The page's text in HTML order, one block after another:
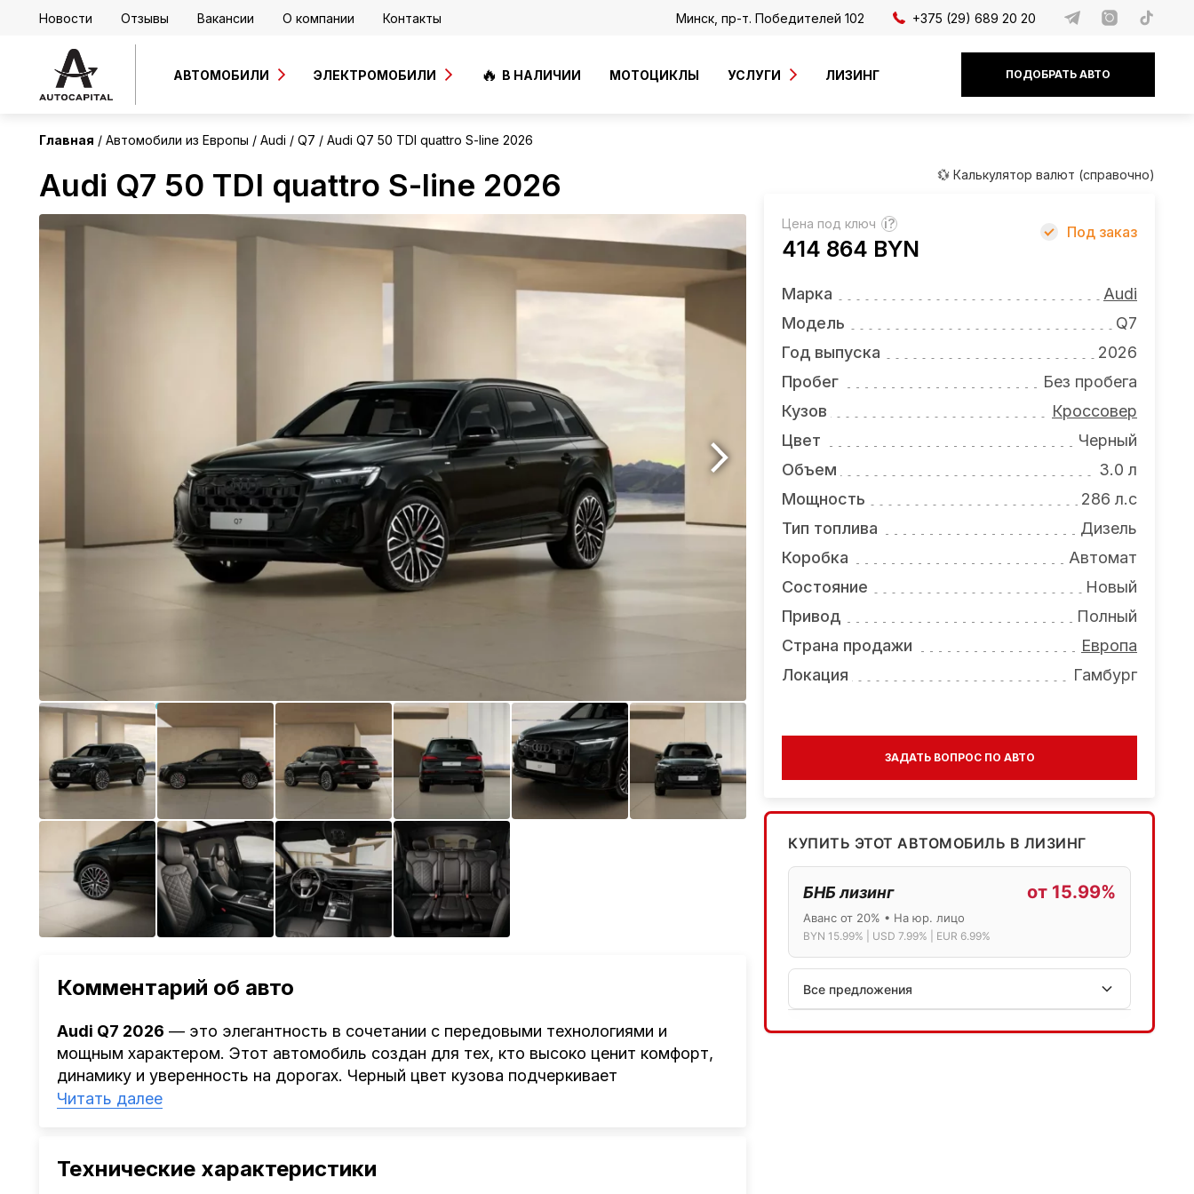
Новости Отзывы Вакансии О компании Контакты Минск, пр-т. Победителей 102 +375 (29) 689 20 20
АВТОМОБИЛИ ЭЛЕКТРОМОБИЛИ В НАЛИЧИИ МОТОЦИКЛЫ УСЛУГИ ЛИЗИНГ ПОДОБРАТЬ АВТО
Главная Автомобили из Европы Audi Q7 Audi Q7 50 TDI quattro S-line 2026
Audi Q7 50 TDI quattro S-line 2026
Европа
Комментарий об авто
Audi Q7 2026 — это элегантность в сочетании с передовыми технологиями и
мощным характером. Этот автомобиль создан для тех, кто высоко ценит комфорт,
динамику и уверенность на дорогах. Черный цвет кузова подчеркивает
харизматичный облик, дополняя спортивные черты модификации
искусства.
Под капотом скрывается мощный 3,0-литровый дизельный двигатель с отдачей в
Читать далее
Технические характеристики
💱 Калькулятор валют (справочно)
Цена под ключ ?
414 864 BYN
Под заказ
Марка
Audi
Модель
Q7
Год выпуска
2026
Пробег
Без пробега
Кузов
Кроссовер
Цвет
Черный
Объем
3.0 л
Мощность
286 л.с
Тип топлива
Дизель
Коробка
Автомат
Состояние
Новый
Привод
Полный
Страна продажи
Европа
Локация
Гамбург
ЗАДАТЬ ВОПРОС ПО АВТО
КУПИТЬ ЭТОТ АВТОМОБИЛЬ В ЛИЗИНГ
БНБ лизинг от 15.99%
Аванс от 20% • На юр. лицо
BYN 15.99% | USD 7.99% | EUR 6.99%
Все предложения
АСБ лизинг